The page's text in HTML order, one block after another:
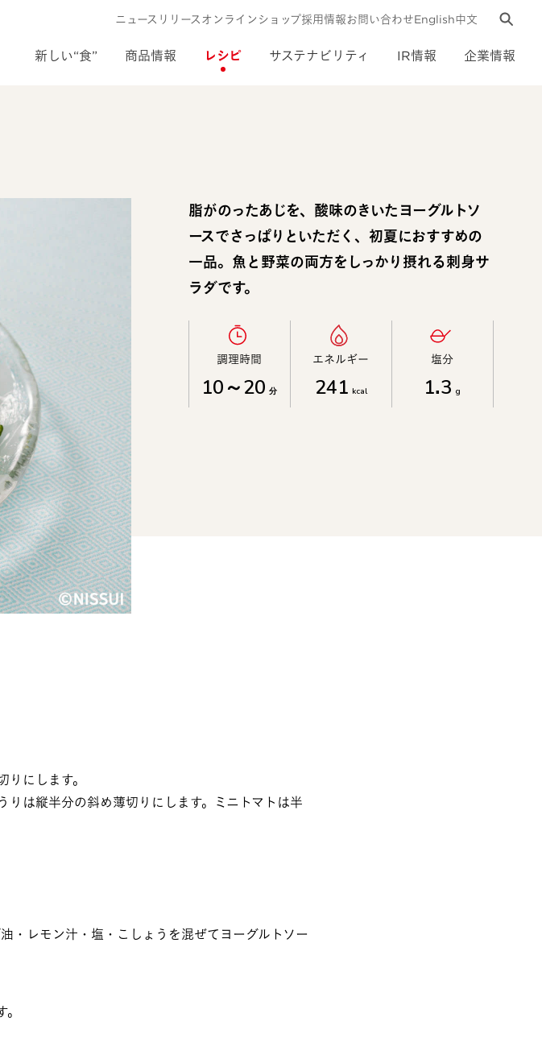
新しい“食” 商品情報 レシピ サステナビリティ IR情報 企業情報
ニュースリリースオンラインショップ採用情報お問い合わせEnglish中文
脂がのったあじを、酸味のきいたヨーグルトソ
ースでさっぱりといただく、初夏におすすめの
一品。魚と野菜の両方をしっかり摂れる刺身サ
ラダです。
調理時間​
10～20 分
エネルギー​
241 kcal
塩分​
1.3 g
にします。
りは縦半分の斜め薄切りにします。ミニトマトは半
・レモン汁・塩・こしょうを混ぜてヨーグルトソー